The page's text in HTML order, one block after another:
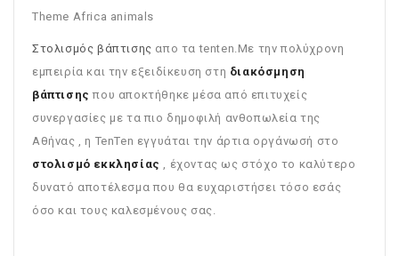
Theme Africa animals
Στολισμός βάπτισης απο τα tenten.Με την πολύχρονη
εμπειρία και την εξειδίκευση στη διακόσμηση
βάπτισης που αποκτήθηκε μέσα από επιτυχείς
συνεργασίες με τα πιο δημοφιλή ανθοπωλεία της
Αθήνας , η TenTen εγγυάται την άρτια οργάνωσή στο
στολισμό εκκλησίας
, έχοντας ως στόχο το καλύτερο
δυνατό αποτέλεσμα που θα ευχαριστήσει τόσο εσάς
όσο και τους καλεσμένους σας.